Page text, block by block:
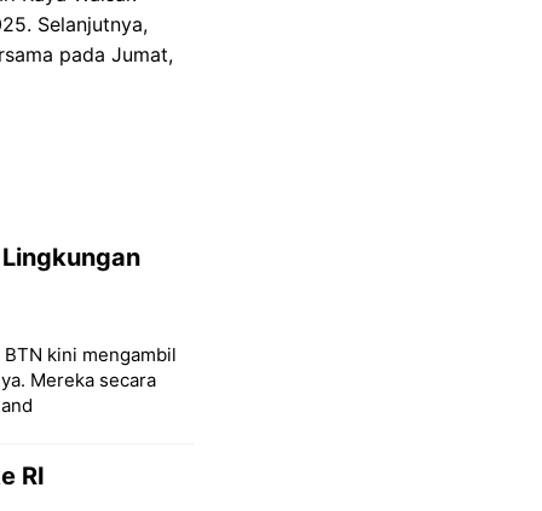
Selanjutnya,
pada Jumat,
kini mengambil
Mereka secara
RI